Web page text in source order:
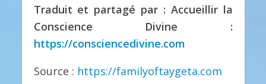
Traduit et partagé par : Accueillir la
Conscience Divine :
https://consciencedivine.com
Source : https://familyoftaygeta.com